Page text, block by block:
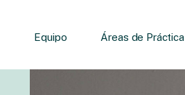
Equipo Áreas de Práctica